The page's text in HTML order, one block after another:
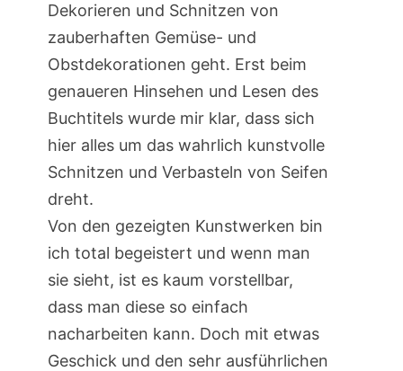
Dekorieren und Schnitzen von
zauberhaften Gemüse- und
Obstdekorationen geht. Erst beim
genaueren Hinsehen und Lesen des
Buchtitels wurde mir klar, dass sich
hier alles um das wahrlich kunstvolle
Schnitzen und Verbasteln von Seifen
dreht.
Von den gezeigten Kunstwerken bin
ich total begeistert und wenn man
sie sieht, ist es kaum vorstellbar,
dass man diese so einfach
nacharbeiten kann. Doch mit etwas
Geschick und den sehr ausführlichen